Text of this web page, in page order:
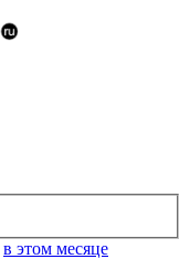
в этом месяце